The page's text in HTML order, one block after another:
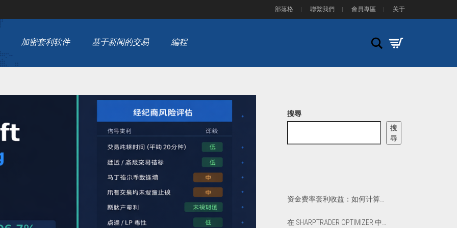
部落格 聯繫我們 會員專區 关于
加密套利软件 基于新闻的交易 編程 Search
搜尋
搜
尋
资金费率套利收益：如何计算净 APR 和盈亏平衡点